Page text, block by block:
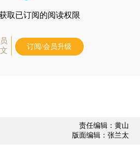
取已订阅的阅读权限
订阅/会员升级
责任编辑：黄山
版面编辑：张兰太